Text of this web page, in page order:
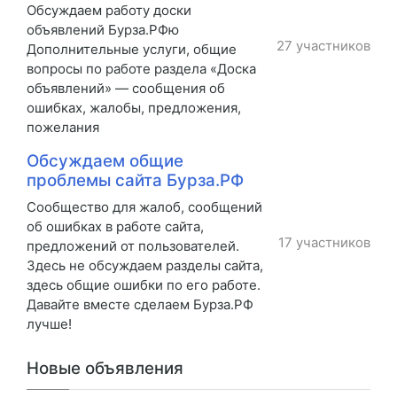
Обсуждаем работу доски
объявлений Бурза.РФю
Дополнительные услуги, общие
вопросы по работе раздела «Доска
объявлений» — сообщения об
ошибках, жалобы, предложения,
пожелания
27 участников
Обсуждаем общие
проблемы сайта Бурза.РФ
Сообщество для жалоб, сообщений
об ошибках в работе сайта,
предложений от пользователей.
Здесь не обсуждаем разделы сайта,
здесь общие ошибки по его работе.
Давайте вместе сделаем Бурза.РФ
лучше!
17 участников
Новые объявления